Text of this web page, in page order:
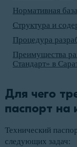
Нормативная база
Структура и
Процедура
Преимущества
Стандарт» в
Для чего
паспорт на
Технический
следующих задач: